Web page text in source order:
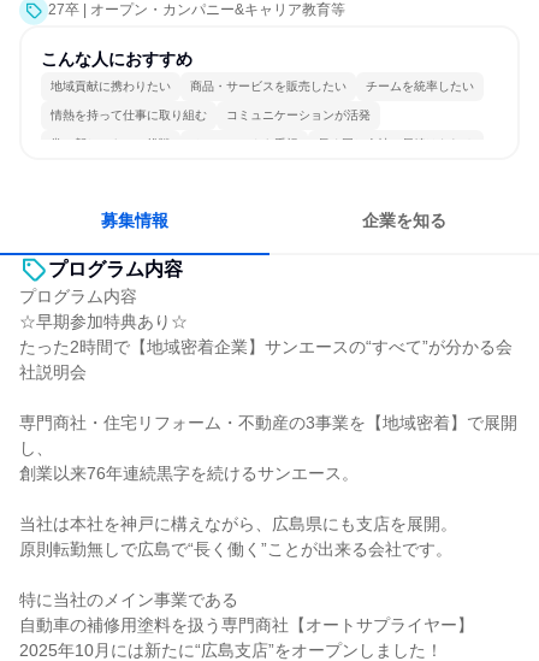
27卒 | オープン・カンパニー&キャリア教育等
こんな人におすすめ
地域貢献に携わりたい 商品・サービスを販売したい チームを統率したい
情熱を持って仕事に取り組む コミュニケーションが活発
常に新しいものに挑戦 チームワークを重視 長く同じ会社に居続けられる
募集情報 企業を知る
プログラム内容
プログラム内容
☆早期参加特典あり☆
たった2時間で【地域密着企業】サンエースの“すべて”が分かる会
社説明会
専門商社・住宅リフォーム・不動産の3事業を【地域密着】で展開
し、
創業以来76年連続黒字を続けるサンエース。
当社は本社を神戸に構えながら、広島県にも支店を展開。
原則転勤無しで広島で“長く働く”ことが出来る会社です。
特に当社のメイン事業である
自動車の補修用塗料を扱う専門商社【オートサプライヤー】
2025年10月には新たに“広島支店”をオープンしました！